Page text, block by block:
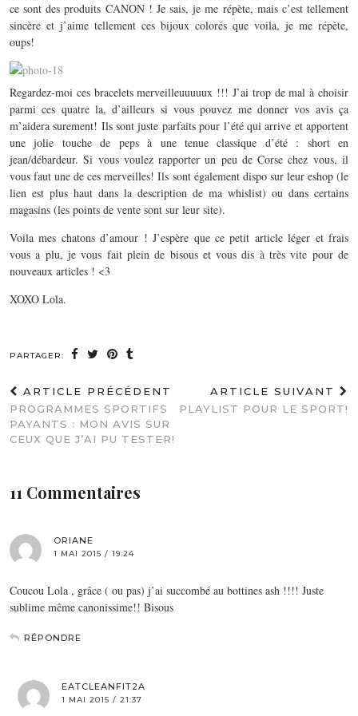
ce sont des produits CANON ! Je sais, je me répète, mais c’est tellement
sincère et j’aime tellement ces bijoux colorés que voila, je me répète,
oups!
Regardez-moi ces bracelets merveilleuuuuux !!! J’ai trop de mal à choisir
parmi ces quatre la, d’ailleurs si vous pouvez me donner vos avis ça
m’aidera surement! Ils sont juste parfaits pour l’été qui arrive et apportent
une jolie touche de peps à une tenue classique d’été : short en
jean/débardeur. Si vous voulez rapporter un peu de Corse chez vous, il
vous faut une de ces merveilles! Ils sont également dispo sur leur eshop (le
lien est plus haut dans la description de ma whislist) ou dans certains
magasins (les points de vente sont sur leur site).
Voila mes chatons d’amour ! J’espère que ce petit article léger et frais
vous a plu, je vous fait plein de bisous et vous dis à très vite pour de
nouveaux articles ! <3
XOXO Lola.
PARTAGER:
ARTICLE PRÉCÉDENT
PROGRAMMES SPORTIFS
PAYANTS : MON AVIS SUR
CEUX QUE J’AI PU TESTER!
ARTICLE SUIVANT
PLAYLIST POUR LE SPORT!
11 Commentaires
ORIANE
1 MAI 2015 / 19:24
Coucou Lola , grâce ( ou pas) j’ai succombé au bottines ash !!!! Juste
sublime même canonissime!! Bisous
RÉPONDRE
EATCLEANFIT2A
1 MAI 2015 / 21:37